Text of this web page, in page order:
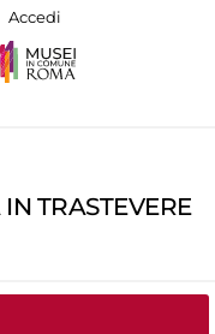
Accedi
TRASTEVERE